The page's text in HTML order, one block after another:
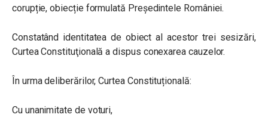
corupție, obiecție formulată Președintele României.
Constatând identitatea de obiect al acestor trei sesizări,
Curtea Constituţională a dispus conexarea cauzelor.
În urma deliberărilor, Curtea Constituțională:
Cu unanimitate de voturi,